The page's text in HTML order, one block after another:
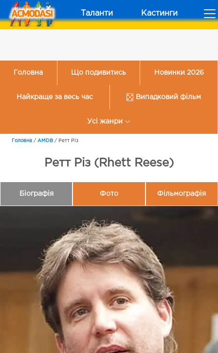
Таланти Кастинги
Головна Що подивитись Новинки 2026
Найкраще за весь час Випадковий фільм
Усі жанри
Головна / AMDB / Ретт Різ
Ретт Різ (Rhett Reese)
Біографія Фото Фільмографія